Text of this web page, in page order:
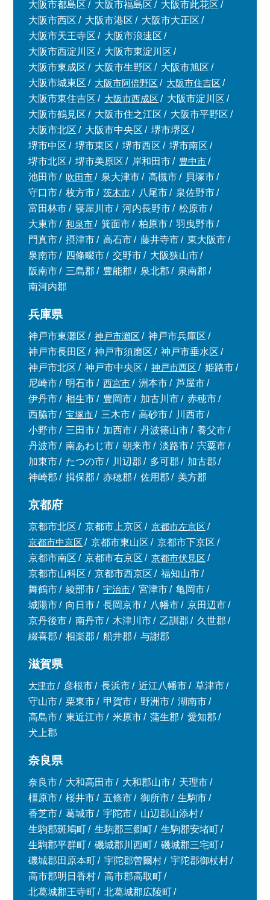
大阪市都島区 大阪市福島区
大阪市此花区
大阪市西区
大阪市港区
大阪市大正区
大阪市天王寺区
大阪市浪速区
大阪市西淀川区
大阪市東淀川区
大阪市東成区
大阪市生野区
大阪市旭区
大阪市城東区
大阪市阿倍野区
大阪市住吉区
大阪市東住吉区
大阪市西成区
大阪市淀川区
大阪市鶴見区
大阪市住之江区
大阪市平野区
大阪市北区
大阪市中央区
堺市堺区
堺市中区
堺市東区 堺市西区
堺市南区
堺市北区
堺市美原区 岸和田市
豊中市
池田市
吹田市 泉大津市 高槻市
貝塚市
守口市
枚方市 茨木市 八尾市
泉佐野市
富田林市
寝屋川市 河内長野市
松原市
大東市
和泉市 箕面市 柏原市
羽曳野市
門真市
摂津市 高石市 藤井寺市
東大阪市
泉南市
四條畷市 交野市
大阪狭山市
阪南市
三島郡 豊能郡 泉北郡
泉南郡
南河内郡
兵庫県
神戸市東灘区 神戸市灘区
神戸市兵庫区
神戸市長田区
神戸市須磨区
神戸市垂水区
神戸市北区
神戸市中央区 神戸市西区
姫路市
尼崎市
明石市 西宮市 洲本市
芦屋市
伊丹市
相生市 豊岡市 加古川市
赤穂市
西脇市
宝塚市 三木市 高砂市
川西市
小野市
三田市 加西市 丹波篠山市
養父市
丹波市
南あわじ市 朝来市 淡路市
宍粟市
加東市
たつの市 川辺郡 多可郡
加古郡
神崎郡
揖保郡 赤穂郡 佐用郡 美方郡
京都府
京都市北区 京都市上京区
京都市左京区
京都市中京区
京都市東山区
京都市下京区
京都市南区
京都市右京区
京都市伏見区
京都市山科区
京都市西京区
福知山市
舞鶴市
綾部市 宇治市 宮津市
亀岡市
城陽市
向日市 長岡京市 八幡市
京田辺市
京丹後市
南丹市 木津川市 乙訓郡
久世郡
綴喜郡
相楽郡 船井郡 与謝郡
滋賀県
大津市 彦根市 長浜市 近江八幡市
草津市
守山市
栗東市 甲賀市 野洲市
湖南市
高島市
東近江市 米原市 蒲生郡
愛知郡
犬上郡
奈良県
奈良市 大和高田市 大和郡山市
天理市
橿原市
桜井市 五條市 御所市
生駒市
香芝市
葛城市 宇陀市
山辺郡山添村
生駒郡斑鳩町
生駒郡三郷町
生駒郡安堵町
生駒郡平群町
磯城郡川西町
磯城郡三宅町
磯城郡田原本町
宇陀郡曽爾村
宇陀郡御杖村
高市郡明日香村
高市郡高取町
北葛城郡王寺町
北葛城郡広陵町